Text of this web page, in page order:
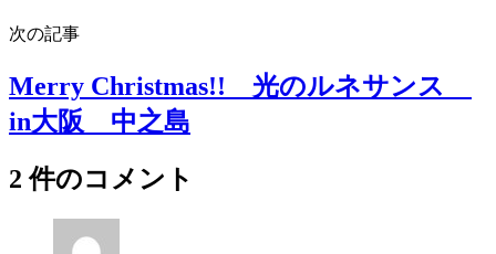
次の記事
Merry Christmas!! 光のルネサンス
in大阪 中之島
2 件のコメント